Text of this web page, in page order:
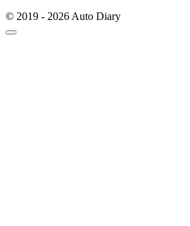
© 2019 - 2026 Auto Diary